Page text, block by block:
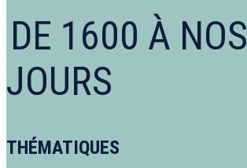
DE 1600 À NOS
JOURS
THÉMATIQUES